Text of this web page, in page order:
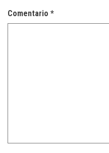
Comentario *